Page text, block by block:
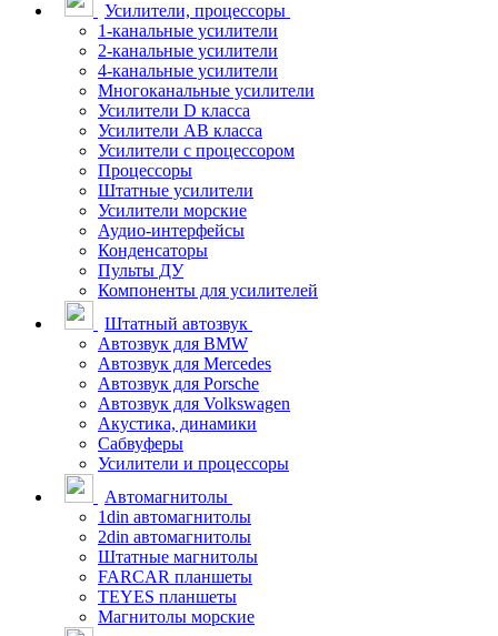
Усилители, процессоры
1-канальные усилители
2-канальные усилители
4-канальные усилители
Многоканальные усилители
Усилители D класса
Усилители АВ класса
Усилители с процессором
Процессоры
Штатные усилители
Усилители морские
Аудио-интерфейсы
Конденсаторы
Пульты ДУ
Компоненты для усилителей
Штатный автозвук
Автозвук для BMW
Автозвук для Mercedes
Автозвук для Porsche
Автозвук для Volkswagen
Акустика, динамики
Сабвуферы
Усилители и процессоры
Автомагнитолы
1din автомагнитолы
2din автомагнитолы
Штатные магнитолы
FARCAR планшеты
TEYES планшеты
Магнитолы морские